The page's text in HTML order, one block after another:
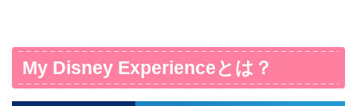
My Disney Experienceとは？